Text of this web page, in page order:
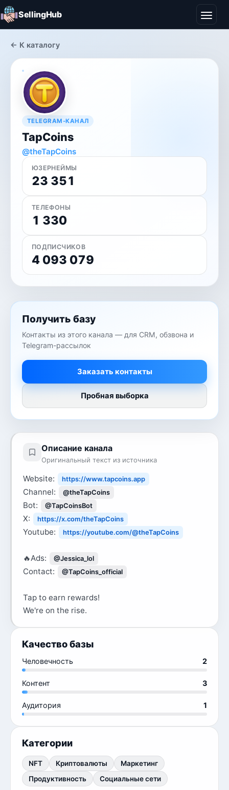
SellingHub
← К каталогу
TELEGRAM-КАНАЛ
TapCoins
@theTapCoins
ЮЗЕРНЕЙМЫ
23 351
ТЕЛЕФОНЫ
1 330
ПОДПИСЧИКОВ
4 093 079
Описание канала
Оригинальный текст из источника
Website: https://www.tapcoins.app
Channel: @theTapCoins
Bot: @TapCoinsBot
X: https://x.com/theTapCoins
Youtube: https://youtube.com/@theTapCoins
🔥Ads: @Jessica_lol
Contact: @TapCoins_official
Tap to earn rewards!
We're on the rise.
Качество базы
Человечность 2
Контент 3
Аудитория 1
Категории
NFT Криптовалюты
Маркетинг
Продуктивность
Социальные сети
Получить базу
Контакты из этого канала — для CRM, обзвона и
Telegram-рассылок
Заказать контакты
Пробная выборка